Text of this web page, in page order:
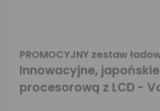
PROMOCYJNY zestaw
Innowacyjne,
procesorową z LCD -